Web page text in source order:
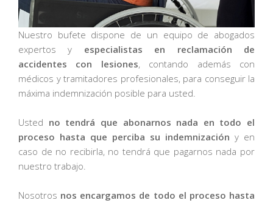
Nuestro bufete dispone de un equipo de abogados
expertos y especialistas en reclamación de
accidentes con lesiones, contando además con
médicos y tramitadores profesionales, para conseguir la
máxima indemnización posible para usted.
Usted no tendrá que abonarnos nada en todo el
proceso hasta que perciba su indemnización y en
caso de no recibirla, no tendrá que pagarnos nada por
nuestro trabajo.
Nosotros nos encargamos de todo el proceso hasta